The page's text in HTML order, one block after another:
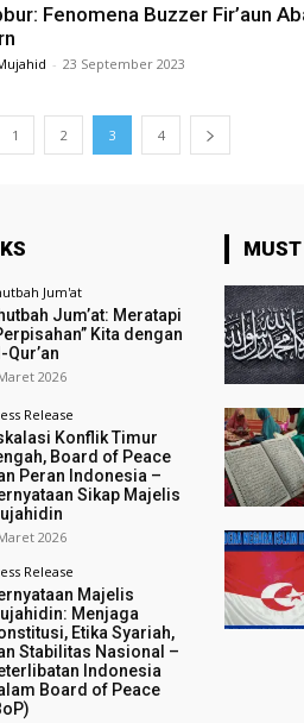
Fenomena Buzzer Fir’aun
- 23 September 2023
1 2 3 4
Jum'at
Jum’at: Meratapi
Kita dengan
Qur’an
2026
Release
Konflik Timur
Board of Peace
Peran Indonesia –
Sikap Majelis
2026
Release
Majelis
Menjaga
Etika Syariah,
Stabilitas Nasional –
Indonesia
Board of Peace
MUST